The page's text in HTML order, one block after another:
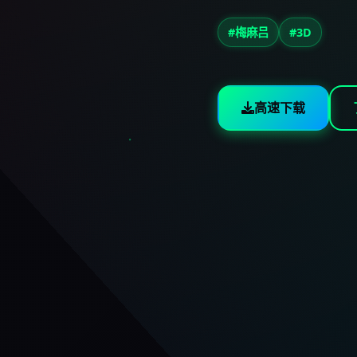
#梅麻吕 #3D
高速下载